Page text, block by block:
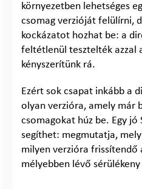
környezetben lehetséges
csomag verzióját felülírni,
kockázatot hozhat be: a
feltétlenül tesztelték azzal
kényszerítünk rá.
Ezért sok csapat inkább a
olyan verzióra, amely már
csomagokat húz be. Egy jó
segíthet: megmutatja,
milyen verzióra frissítendő
mélyebben lévő